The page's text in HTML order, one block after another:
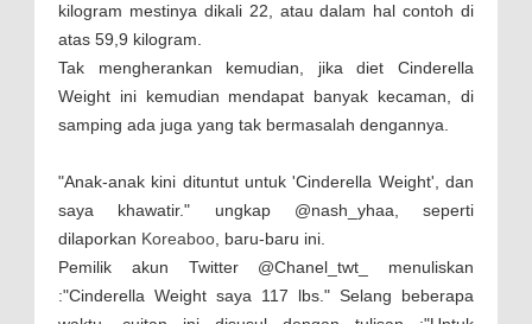
kilogram mestinya dikali 22, atau dalam hal contoh di
atas 59,9 kilogram.
Tak mengherankan kemudian, jika diet Cinderella
Weight ini kemudian mendapat banyak kecaman, di
samping ada juga yang tak bermasalah dengannya.
"Anak-anak kini dituntut untuk 'Cinderella Weight', dan
saya khawatir." ungkap @nash_yhaa, seperti
dilaporkan Koreaboo , baru-baru ini.
Pemilik akun Twitter @Chanel_twt_ menuliskan
:"Cinderella Weight saya 117 lbs." Selang beberapa